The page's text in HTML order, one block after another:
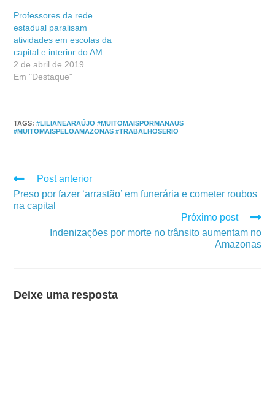
Professores da rede
estadual paralisam
atividades em escolas da
capital e interior do AM
2 de abril de 2019
Em "Destaque"
TAGS:#LILIANEARAÚJO #MUITOMAISPORMANAUS
#MUITOMAISPELOAMAZONAS #TRABALHOSERIO
Post anterior
Preso por fazer ‘arrastão’ em funerária e cometer roubos
na capital
Próximo post
Indenizações por morte no trânsito aumentam no
Amazonas
Deixe uma resposta